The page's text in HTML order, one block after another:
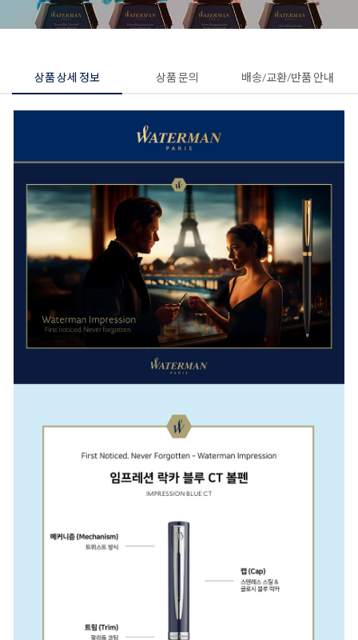
상품 상세 정보 상품 문의 배송/교환/반품 안내